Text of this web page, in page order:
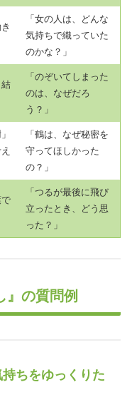
「女の人は、どんな
気持ちで織っていた
のかな？」
「のぞいてしまった
のは、なぜだろ
う？」
「鶴は、なぜ秘密を
守ってほしかった
の？」
「つるが最後に飛び
立ったとき、どう思
った？」
の質問例
ちをゆっくりた